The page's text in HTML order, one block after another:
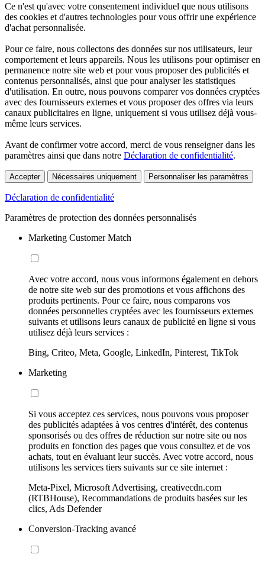
Ce n'est qu'avec votre consentement individuel que nous utilisons
des cookies et d'autres technologies pour vous offrir une expérience
d'achat personnalisée.
Pour ce faire, nous collectons des données sur nos utilisateurs, leur
comportement et leurs appareils. Nous les utilisons pour optimiser en
permanence notre site web et pour vous proposer des publicités et
contenus personnalisés, ainsi que pour analyser les statistiques
d'utilisation. En outre, nous pouvons comparer vos données cryptées
avec des fournisseurs externes et vous proposer des offres via leurs
canaux publicitaires en ligne, uniquement si vous utilisez déjà vous-
même leurs services.
Avant de confirmer votre accord, merci de vous renseigner dans les
paramètres ainsi que dans notre Déclaration de confidentialité.
Accepter Nécessaires uniquement Personnaliser les paramètres
Déclaration de confidentialité
Paramètres de protection des données personnalisés
Marketing Customer Match
Avec votre accord, nous vous informons également en dehors
de notre site web sur des promotions et vous affichons des
produits pertinents. Pour ce faire, nous comparons vos
données personnelles cryptées avec les fournisseurs externes
suivants et utilisons leurs canaux de publicité en ligne si vous
utilisez déjà leurs services :
Bing, Criteo, Meta, Google, LinkedIn, Pinterest, TikTok
Marketing
Si vous acceptez ces services, nous pouvons vous proposer
des publicités adaptées à vos centres d'intérêt, des contenus
sponsorisés ou des offres de réduction sur notre site ou nos
produits en fonction des pages que vous consultez et de vos
achats, tout en évaluant leur succès. Avec votre accord, nous
utilisons les services tiers suivants sur ce site internet :
Meta-Pixel, Microsoft Advertising, creativecdn.com
(RTBHouse), Recommandations de produits basées sur les
clics, Ads Defender
Conversion-Tracking avancé